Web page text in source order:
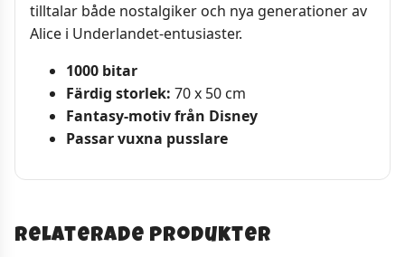
tilltalar både nostalgiker och nya generationer av
Alice i Underlandet-entusiaster.
1000 bitar
Färdig storlek: 70 x 50 cm
Fantasy-motiv från Disney
Passar vuxna pusslare
Relaterade produkter